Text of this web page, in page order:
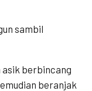
sambil
asik berbincang
beranjak